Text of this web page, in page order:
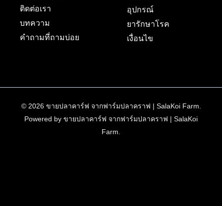
ติดต่อเรา
บทความ
คำถามที่ถามบ่อย
อุปกรณ์
ยารักษาโรค
เงื่อนไข
© 2026 ขายปลาคาร์ฟ จากฟาร์มปลาคราฟ | SalaKoi Farm.
Powered by ขายปลาคาร์ฟ จากฟาร์มปลาคราฟ | SalaKoi
Farm.